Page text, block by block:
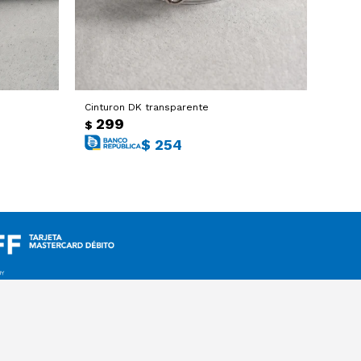
Cinturon DK transparente
$ 299
$ 254